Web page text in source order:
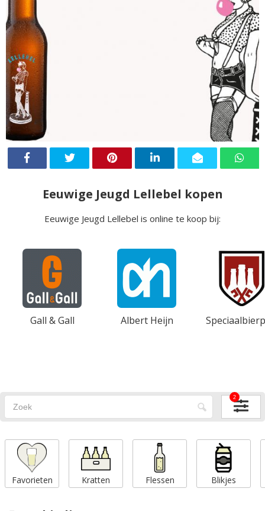
Eeuwige Jeugd Lellebel kopen
Eeuwige Jeugd Lellebel is online te koop bij:
Gall & Gall Albert Heijn
2
Favorieten Kratten Flessen Blikjes